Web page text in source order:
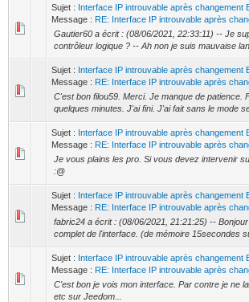
Sujet : Interface IP introuvable après changement
Message : RE: Interface IP introuvable après
Gautier60 a écrit : (08/06/2021, 22:33:11) -- Je
contrôleur logique ? -- Ah non je suis mauvaise
Sujet : Interface IP introuvable après changement
Message : RE: Interface IP introuvable après
C'est bon filou59. Merci. Je manque de patience.
quelques minutes. J'ai fini. J'ai fait sans le mode
Sujet : Interface IP introuvable après changement
Message : RE: Interface IP introuvable après
Je vous plains les pro. Si vous devez intervenir
:@
Sujet : Interface IP introuvable après changement
Message : RE: Interface IP introuvable après
fabric24 a écrit : (08/06/2021, 21:21:25) --
complet de l'interface. (de mémoire 15secondes
Sujet : Interface IP introuvable après changement
Message : RE: Interface IP introuvable après
C'est bon je vois mon interface. Par contre je ne
etc sur Jeedom...